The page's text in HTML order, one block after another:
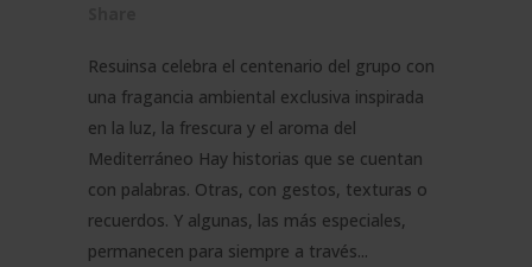
Resuinsa celebra el centenario del grupo con
una fragancia ambiental exclusiva inspirada
en la luz, la frescura y el aroma del
Mediterráneo Hay historias que se cuentan
con palabras. Otras, con gestos, texturas o
recuerdos. Y algunas, las más especiales,
permanecen para siempre a través...